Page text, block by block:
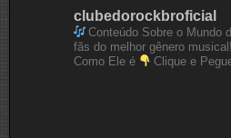
clubedorockbroficial
Conteúdo Sobre o Mundo
fãs do melhor gênero musical!
Como Ele é
Clique e